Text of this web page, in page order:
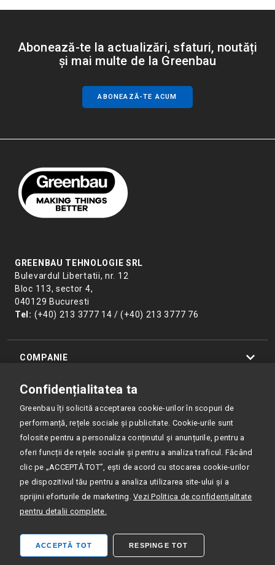
Abonează-te la actualizări, sfaturi, noutăți
și mai multe de la Greenbau
ABONEAZĂ-TE ACUM
GREENBAU TEHNOLOGIE SRL
Bulevardul Libertatii, nr. 12
Bloc 113, sector 4,
040129 Bucuresti
Tel: (+40) 213 3777 14 / (+40) 213 3777 76
COMPANIE
PRODUSE
RESURSE
POLITICA DE CONFIDENȚIALITATE
ISO 9001:2015 CERTIFIED
Confidențialitatea ta
Greenbau îți solicită acceptarea cookie-urilor în scopuri de
performanță, rețele sociale și publicitate. Cookie-urile sunt
folosite pentru a personaliza conținutul și anunțurile, pentru a
oferi funcții de rețele sociale și pentru a analiza traficul. Făcând
clic pe „ACCEPTĂ TOT”, ești de acord cu stocarea cookie-urilor
pe dispozitivul tău pentru a analiza utilizarea site-ului și a
sprijini eforturile de marketing.Vezi Politica de confidențialitate
pentru detalii complete.
ACCEPTĂ TOT RESPINGE TOT